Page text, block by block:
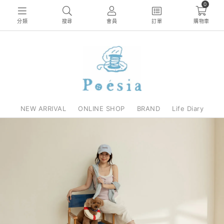
分類 搜尋 會員 訂單
0
購物車
NEW ARRIVAL ONLINE SHOP BRAND Life Diary